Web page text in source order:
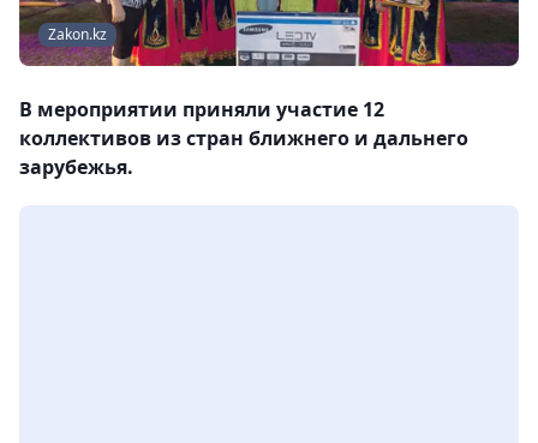
Zakon.kz
В мероприятии приняли участие 12
коллективов из стран ближнего и дальнего
зарубежья.